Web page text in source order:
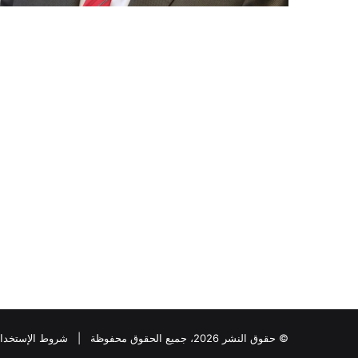
© حقوق النشر 2026، جميع الحقوق محفوظة | شروط